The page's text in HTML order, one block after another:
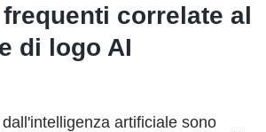
correlate al
di logo AI
artificiale sono